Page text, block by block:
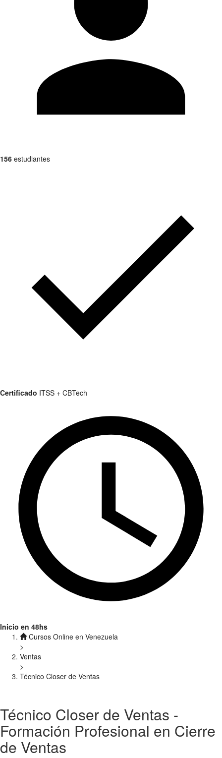
156 estudiantes
Certificado ITSS + CBTech
Inicio en 48hs
Cursos Online en Venezuela
>
Ventas
>
Técnico Closer de Ventas
Técnico Closer de Ventas -
Formación Profesional en Cierre
de Ventas